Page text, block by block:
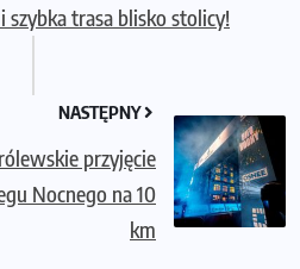
szybka trasa blisko stolicy!
NASTĘPNY
przyjęcie
Nocnego na 10
km